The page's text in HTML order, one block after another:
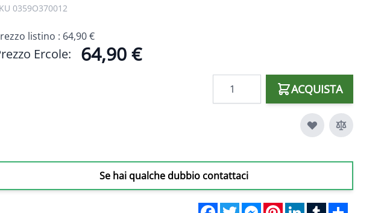
0359O370012
listino : 64,90 €
Ercole: 64,90 €
ACQUISTA
Se hai qualche dubbio contattaci
FacebookTwitterMessengerPinterestLinkedInTumblr